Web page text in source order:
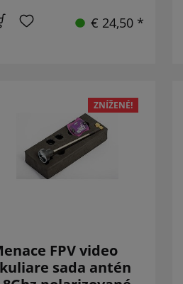
€ 24,50 *
ZNÍŽENÉ!
FPV video
sada antén